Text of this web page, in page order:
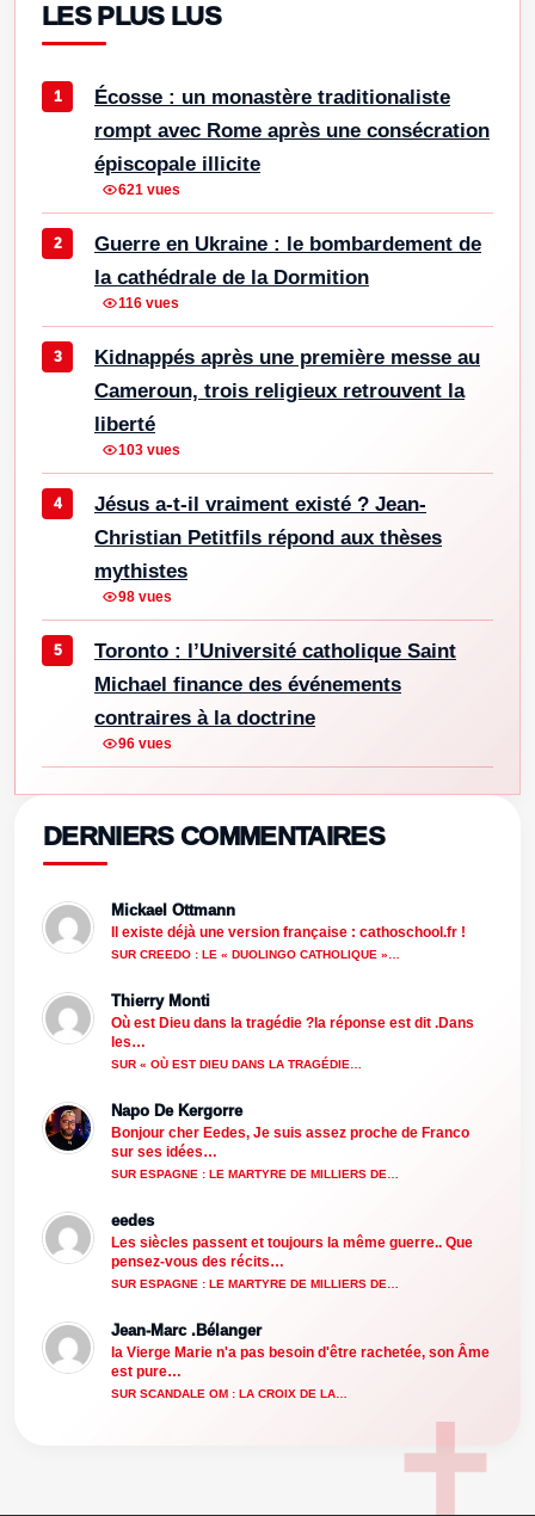
LES PLUS LUS
Écosse : un monastère traditionaliste
rompt avec Rome après une consécration
épiscopale illicite
621 vues
Guerre en Ukraine : le bombardement de
la cathédrale de la Dormition
116 vues
Kidnappés après une première messe au
Cameroun, trois religieux retrouvent la
liberté
103 vues
Jésus a-t-il vraiment existé ? Jean-
Christian Petitfils répond aux thèses
mythistes
98 vues
Toronto : l’Université catholique Saint
Michael finance des événements
contraires à la doctrine
96 vues
DERNIERS COMMENTAIRES
Mickael Ottmann
Il existe déjà une version française : cathoschool.fr !
SUR CREEDO : LE « DUOLINGO CATHOLIQUE »…
Thierry Monti
Où est Dieu dans la tragédie ?la réponse est dit .Dans
les…
SUR « OÙ EST DIEU DANS LA TRAGÉDIE…
Napo De Kergorre
Bonjour cher Eedes, Je suis assez proche de Franco
sur ses idées…
SUR ESPAGNE : LE MARTYRE DE MILLIERS DE…
eedes
Les siècles passent et toujours la même guerre.. Que
pensez-vous des récits…
SUR ESPAGNE : LE MARTYRE DE MILLIERS DE…
Jean-Marc .Bélanger
la Vierge Marie n'a pas besoin d'être rachetée, son Âme
est pure…
SUR SCANDALE OM : LA CROIX DE LA…